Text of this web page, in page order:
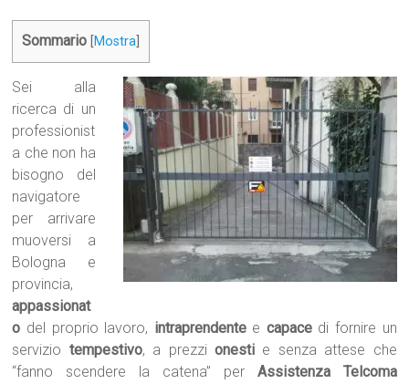
Sommario Mostra
Sei alla
ricerca di un
professionist
a che non ha
bisogno del
navigatore
per arrivare
muoversi a
Bologna e
provincia,
appassionat
o del proprio lavoro, intraprendentee capacedi fornire un
servizio tempestivo, a prezzi onesti e senza attese che
“fanno scendere la catena” per Assistenza Telcoma